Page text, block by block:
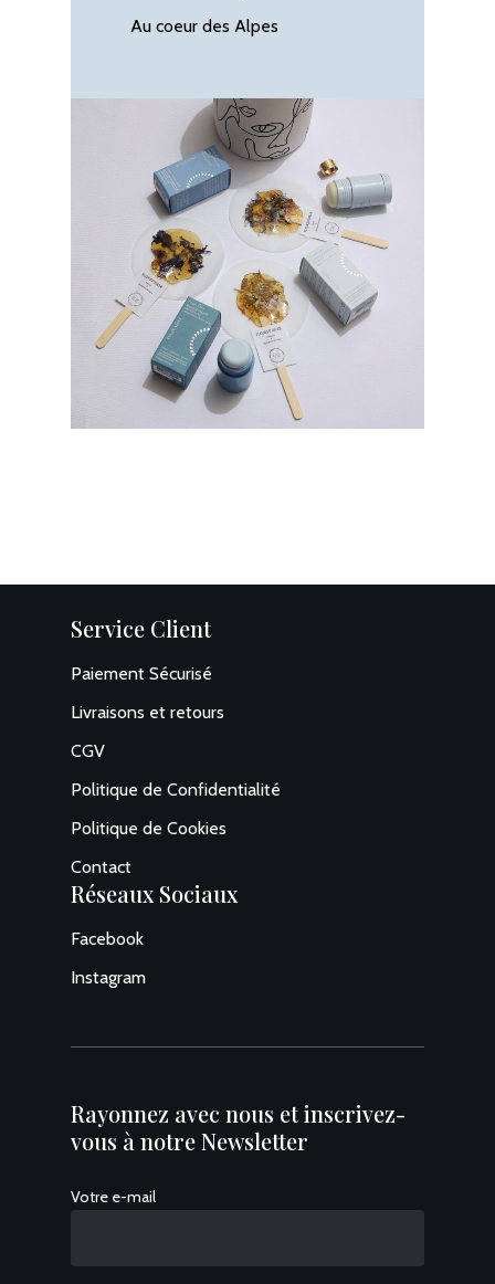
Au coeur des Alpes
Service Client
Paiement Sécurisé
Livraisons et retours
CGV
Politique de Confidentialité
Politique de Cookies
Contact
Réseaux Sociaux
Facebook
Instagram
Rayonnez avec nous et inscrivez-
vous à notre Newsletter
Votre e-mail